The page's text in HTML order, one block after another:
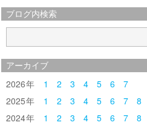
ブログ内検索
アーカイブ
2026 1 2 3 4 5 6
7
2025
1 2 3 4 5 6 7 8
2024
1 2 3 4 5 6 7 8